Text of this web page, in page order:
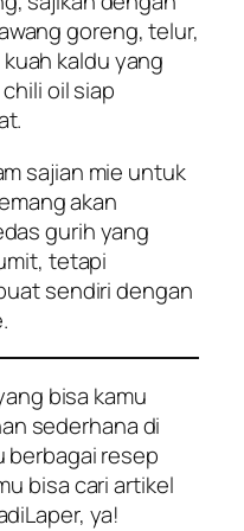
goreng, telur,
kaldu yang
oil siap
sajian mie untuk
akan
gurih yang
tetapi
sendiri dengan
bisa kamu
sederhana di
berbagai resep
bisa cari artikel
ya!